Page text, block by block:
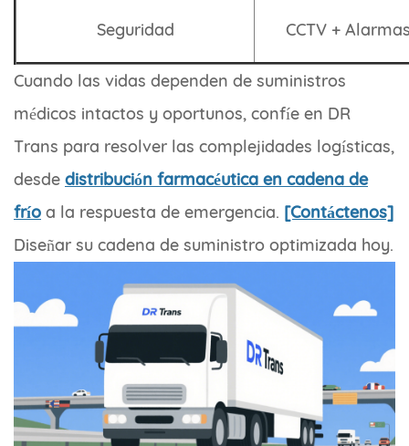
Seguridad CCTV +
Cuando las vidas dependen de suministros
médicos intactos y oportunos, confíe en DR
Trans para resolver las complejidades logísticas,
desde distribución farmacéutica en cadena de
frío a la respuesta de emergencia. [Contáctenos]
Diseñar su cadena de suministro optimizada hoy.